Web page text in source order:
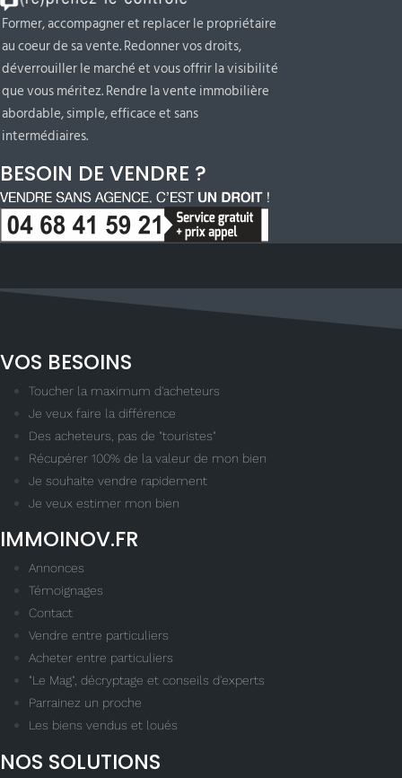
Former, accompagner et replacer le propriétaire
au coeur de sa vente. Redonner vos droits,
déverrouiller le marché et vous offrir la visibilité
que vous méritez. Rendre la vente immobilière
abordable, simple, efficace et sans
intermédiaires.
BESOIN DE VENDRE ?
VOS BESOINS
Toucher la maximum d'acheteurs
Je veux faire la différence
Des acheteurs, pas de "touristes"
Récupérer 100% de la valeur de mon bien
Je souhaite vendre rapidement
Je veux estimer mon bien
IMMOINOV.FR
Annonces
Témoignages
Contact
Vendre entre particuliers
Acheter entre particuliers
"Le Mag", décryptage et conseils d'experts
Parrainez un proche
Les biens vendus et loués
NOS SOLUTIONS